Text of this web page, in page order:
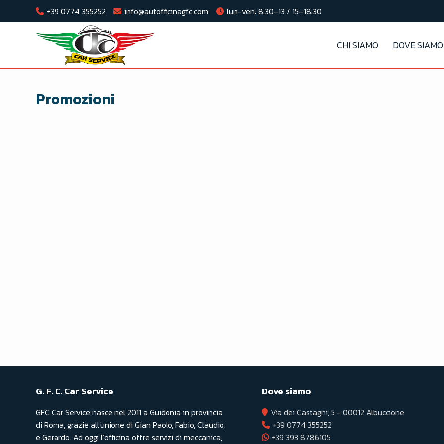
+39 0774 355252 info@autofficinagfc.com lun-ven: 8:30–13 / 15–18:30
CHI SIAMO DOVE SIAMO
Promozioni
G. F. C. Car Service
GFC Car Service nasce nel 2011 a Guidonia in provincia
di Roma, grazie all'unione di Gian Paolo, Fabio, Claudio,
e Gerardo. Ad oggi l’officina offre servizi di meccanica,
Dove siamo
Via dei Castagni, 5 - 00012 Albuccione
+39 0774 355252
+39 393 8786105